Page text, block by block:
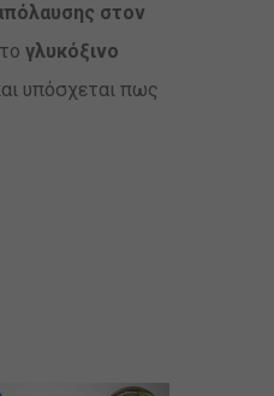
στον
γλυκόξινο
υπόσχεται πως